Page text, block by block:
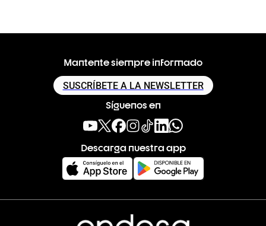
Mantente siempre informado
SUSCRÍBETE A LA NEWSLETTER
Síguenos en
Descarga nuestra app